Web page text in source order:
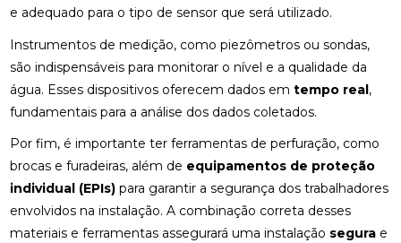
e adequado para o tipo de sensor que será utilizado.
Instrumentos de medição, como piezômetros ou sondas,
são indispensáveis para monitorar o nível e a qualidade da
água. Esses dispositivos oferecem dados em tempo real,
fundamentais para a análise dos dados coletados.
Por fim, é importante ter ferramentas de perfuração, como
brocas e furadeiras, além de equipamentos de proteção
individual (EPIs)para garantir a segurança dos trabalhadores
envolvidos na instalação. A combinação correta desses
materiais e ferramentas assegurará uma instalação segurae